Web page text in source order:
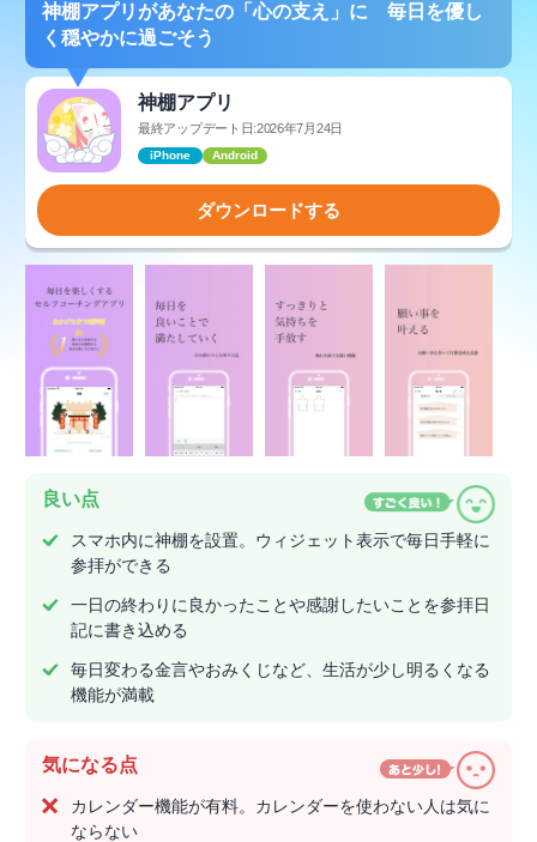
神棚アプリがあなたの「心の支え」に 毎日を優し
く穏やかに過ごそう
神棚アプリ
最終アップデート日:2026年7月24日
iPhone Android
ダウンロードする
良い点
スマホ内に神棚を設置。ウィジェット表示で毎日手軽に
参拝ができる
一日の終わりに良かったことや感謝したいことを参拝日
記に書き込める
毎日変わる金言やおみくじなど、生活が少し明るくなる
機能が満載
気になる点
カレンダー機能が有料。カレンダーを使わない人は気に
ならない